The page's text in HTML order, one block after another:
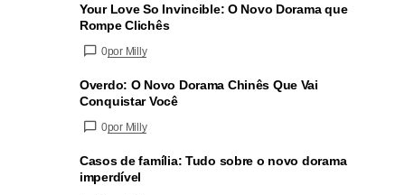
Your Love So Invincible: O Novo Dorama que
Rompe Clichês
0por Milly
Overdo: O Novo Dorama Chinês Que Vai
Conquistar Você
0por Milly
Casos de família: Tudo sobre o novo dorama
imperdível